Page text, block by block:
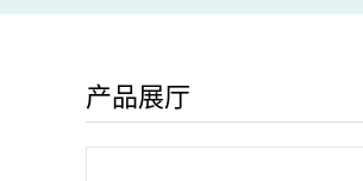
产品展厅